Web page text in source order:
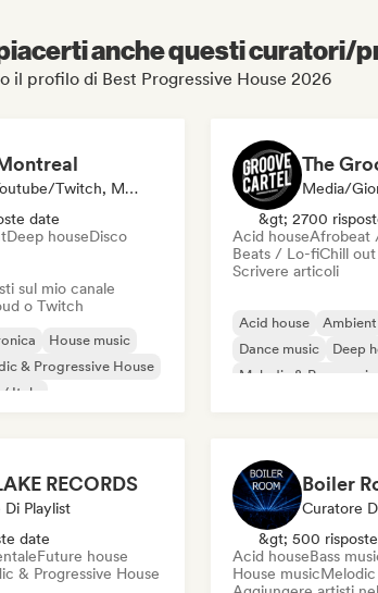
anche questi curatori/
il profilo di Best Progressive House 2026
Canale Youtube/Twitch, Media/Giornalista
date
Deep houseDisco
sul mio canale
o Twitch
House music
& Progressive House
Italo
The
Media/
&gt; 2700
Acid houseAfrobeat
Beats / Lo-fiChill out
Scrivere articoli
Acid house Ambient
Dance music
Deep
Melodic &
RECORDS
Playlist
date
Future house
& Progressive House
Curatore
&gt; 500
Acid houseBass
House musicMelodic